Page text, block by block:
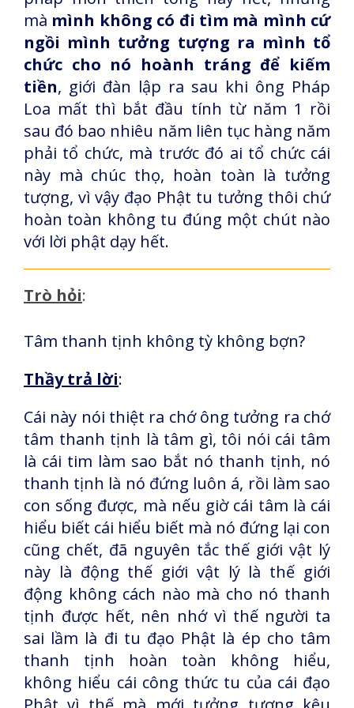
mà mình không có đi tìm mà mình cứ
ngồi mình tưởng tượng ra mình tổ
chức cho nó hoành tráng để kiếm
tiền, giới đàn lập ra sau khi ông Pháp
Loa mất thì bắt đầu tính từ năm 1 rồi
sau đó bao nhiêu năm liên tục hàng năm
phải tổ chức, mà trước đó ai tổ chức cái
này mà chúc thọ, hoàn toàn là tưởng
tượng, vì vậy đạo Phật tu tưởng thôi chứ
hoàn toàn không tu đúng một chút nào
với lời phật dạy hết.
Trò hỏi:
Tâm thanh tịnh không tỳ không bợn?
Thầy trả lời:
Cái này nói thiệt ra chớ ông tưởng ra chớ
tâm thanh tịnh là tâm gì, tôi nói cái tâm
là cái tim làm sao bắt nó thanh tịnh, nó
thanh tịnh là nó đứng luôn á, rồi làm sao
con sống được, mà nếu giờ cái tâm là cái
hiểu biết cái hiểu biết mà nó đứng lại con
cũng chết, đã nguyên tắc thế giới vật lý
này là động thế giới vật lý là thế giới
động không cách nào mà cho nó thanh
tịnh được hết, nên nhớ vì thế người ta
sai lầm là đi tu đạo Phật là ép cho tâm
thanh tịnh hoàn toàn không hiểu,
không hiểu cái công thức tu của cái đạo